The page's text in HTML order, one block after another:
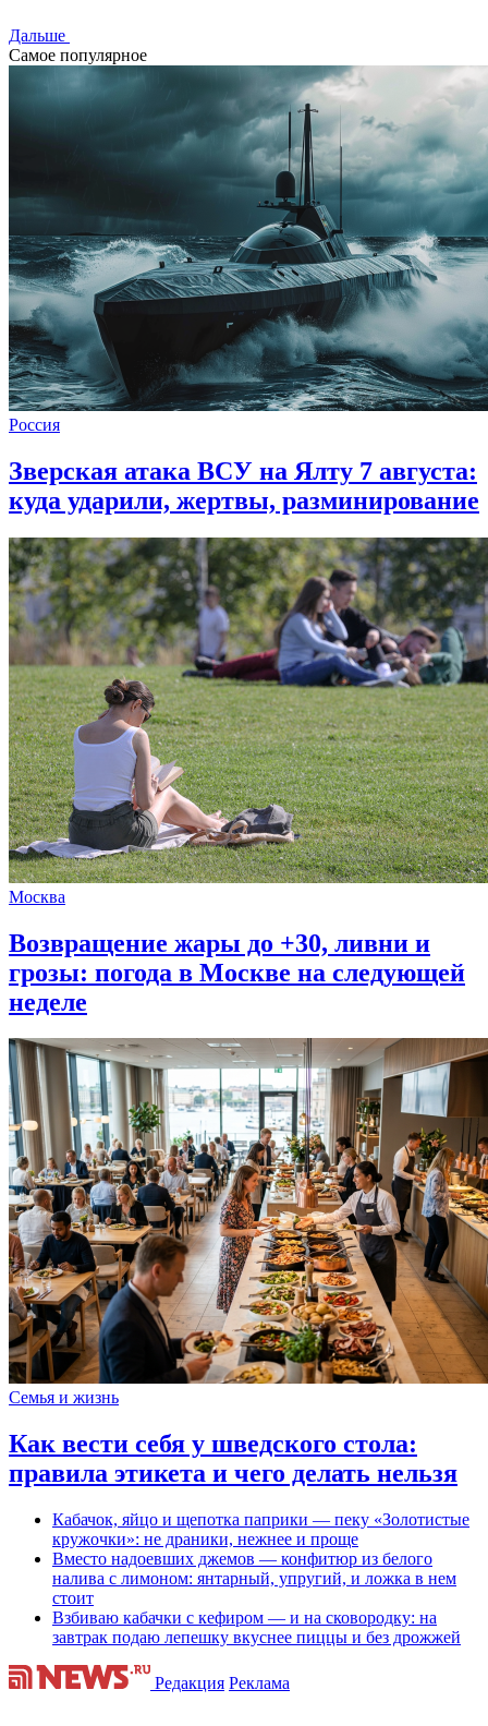
Дальше
Самое популярное
Россия
Зверская атака ВСУ на Ялту 7 августа:
куда ударили, жертвы, разминирование
Москва
Возвращение жары до +30, ливни и
грозы: погода в Москве на следующей
неделе
Семья и жизнь
Как вести себя у шведского стола:
правила этикета и чего делать нельзя
Кабачок, яйцо и щепотка паприки — пеку «Золотистые
кружочки»: не драники, нежнее и проще
Вместо надоевших джемов — конфитюр из белого
налива с лимоном: янтарный, упругий, и ложка в нем
стоит
Взбиваю кабачки с кефиром — и на сковородку: на
завтрак подаю лепешку вкуснее пиццы и без дрожжей
Редакция Реклама